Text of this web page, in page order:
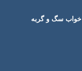
خواب سگ و گربه